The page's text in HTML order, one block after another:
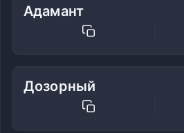
Адамант
Дозорный